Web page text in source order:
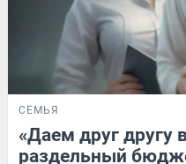
СЕМЬЯ
«Даем друг другу
раздельный